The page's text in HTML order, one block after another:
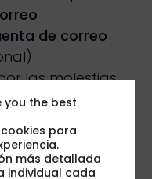
de correo
las molestias
qué era lo
a una
you the best
para
más detallada
individual cada